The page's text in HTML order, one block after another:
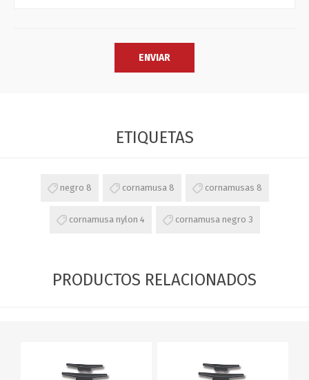
ETIQUETAS
negro 8 cornamusa 8 cornamusas 8
cornamusa nylon 4 cornamusa negro 3
PRODUCTOS RELACIONADOS